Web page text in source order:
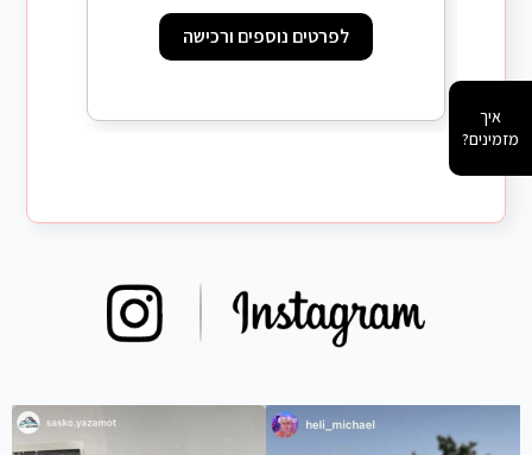
לפרטים נוספים ורכישה
איך
מזמינים?